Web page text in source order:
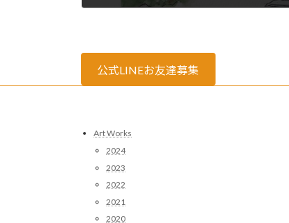
公式LINEお友達募集
Art Works
2024
2023
2022
2021
2020